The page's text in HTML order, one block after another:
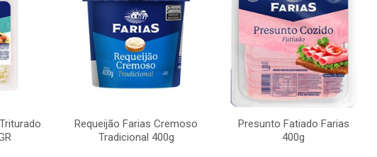
Requeijão Farias Cremoso
Tradicional 400g
Presunto Fatiado Farias
400g